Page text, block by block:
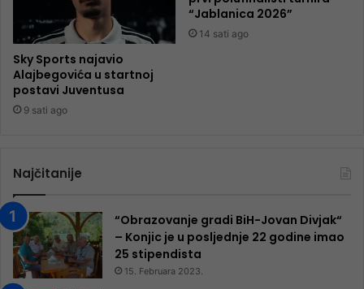
Sky Sports najavio
Alajbegovića u startnoj
postavi Juventusa
9 sati ago
“Jablanica 2026”
14 sati ago
Najčitanije
“Obrazovanje gradi BiH-Jovan Divjak“
– Konjic je u posljednje 22 godine imao
25 ​​stipendista
15. Februara 2023.